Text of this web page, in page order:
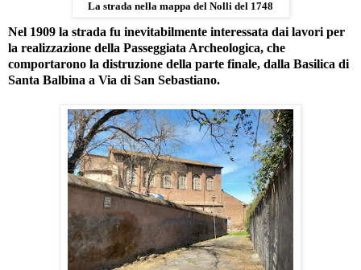
La strada nella mappa del Nolli del 1748
Nel 1909 la strada fu inevitabilmente interessata dai lavori per
la realizzazione della Passeggiata Archeologica, che
comportarono la distruzione della parte finale, dalla Basilica di
Santa Balbina a Via di San Sebastiano.